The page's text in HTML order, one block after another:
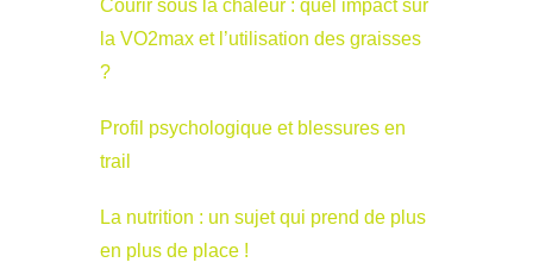
Courir sous la chaleur : quel impact sur
la VO2max et l’utilisation des graisses
?
Profil psychologique et blessures en
trail
La nutrition : un sujet qui prend de plus
en plus de place !